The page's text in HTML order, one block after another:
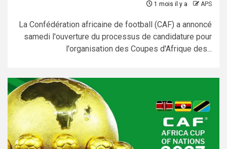
1 mois il y a APS
La Confédération africaine de football (CAF) a annoncé
samedi l'ouverture du processus de candidature pour
l'organisation des Coupes d'Afrique des...